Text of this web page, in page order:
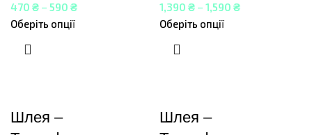
470 ₴ – 590 ₴
Оберіть опції
1,390 ₴ – 1,590 ₴
Оберіть опції
Шлея –
Шлея –